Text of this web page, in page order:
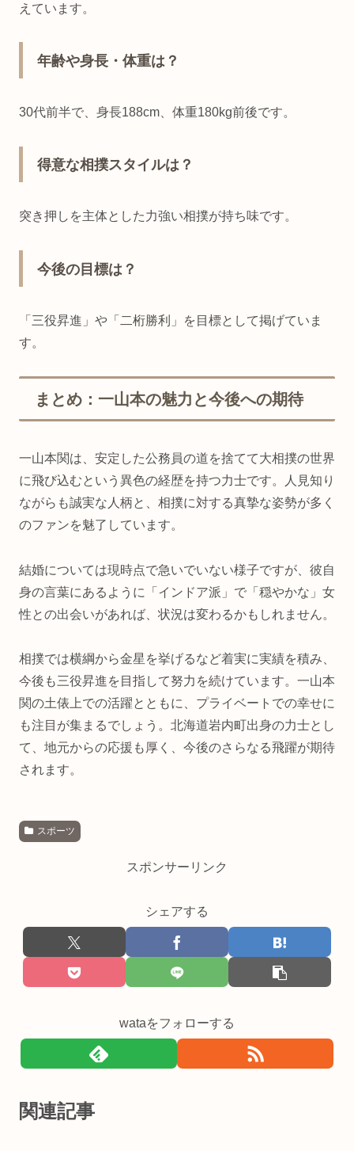
えています。
年齢や身長・体重は？
30代前半で、身長188cm、体重180kg前後です。
得意な相撲スタイルは？
突き押しを主体とした力強い相撲が持ち味です。
今後の目標は？
「三役昇進」や「二桁勝利」を目標として掲げていま
す。
まとめ：一山本の魅力と今後への期待
一山本関は、安定した公務員の道を捨てて大相撲の世界
に飛び込むという異色の経歴を持つ力士です。人見知り
ながらも誠実な人柄と、相撲に対する真摯な姿勢が多く
のファンを魅了しています。
結婚については現時点で急いでいない様子ですが、彼自
身の言葉にあるように「インドア派」で「穏やかな」女
性との出会いがあれば、状況は変わるかもしれません。
相撲では横綱から金星を挙げるなど着実に実績を積み、
今後も三役昇進を目指して努力を続けています。一山本
関の土俵上での活躍とともに、プライベートでの幸せに
も注目が集まるでしょう。北海道岩内町出身の力士とし
て、地元からの応援も厚く、今後のさらなる飛躍が期待
されます。
スポーツ
スポンサーリンク
シェアする
wataをフォローする
関連記事